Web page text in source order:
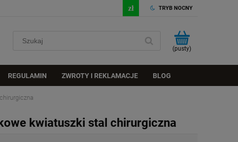
TRYB NOCNY
(pusty)
REGULAMIN ZWROTY I REKLAMACJE BLOG
kwiatuszki stal chirurgiczna